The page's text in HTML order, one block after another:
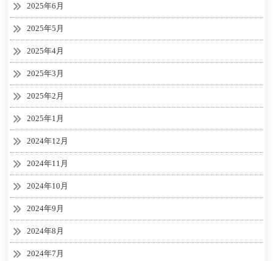
2025年6月
2025年5月
2025年4月
2025年3月
2025年2月
2025年1月
2024年12月
2024年11月
2024年10月
2024年9月
2024年8月
2024年7月